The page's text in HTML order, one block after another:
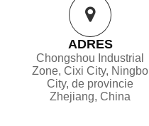
ADRES
Chongshou Industrial
Zone, Cixi City, Ningbo
City, de provincie
Zhejiang, China